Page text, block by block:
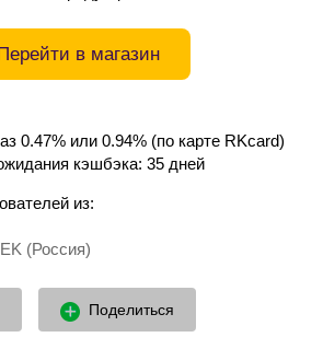
Перейти в магазин
0.47% или 0.94% (по карте RKcard)
кэшбэка: 35 дней
из:
(Россия)
Поделиться